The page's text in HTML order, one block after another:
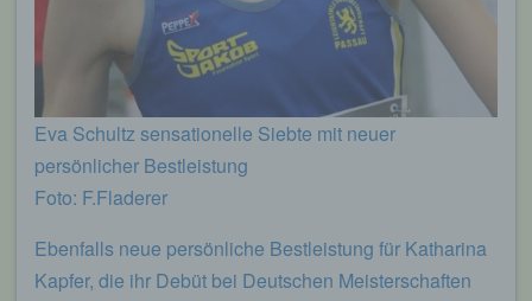
Eva Schultz sensationelle Siebte mit neuer
persönlicher Bestleistung
Foto: F.Fladerer
Ebenfalls neue persönliche Bestleistung für Katharina
Kapfer, die ihr Debüt bei Deutschen Meisterschaften